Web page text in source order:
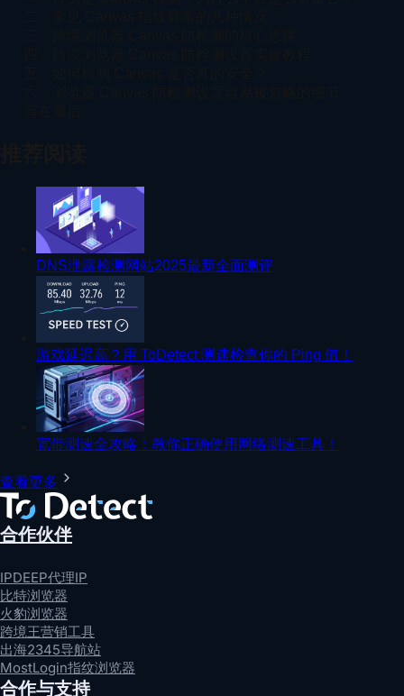
DNS泄露检测网站2025最新全面测评
游戏延迟高？用 ToDetect 测速检查你的 Ping 值！
宽带测速全攻略：教你正确使用网络测速工具！
查看更多
合作伙伴
IPDEEP代理IP
比特浏览器
火豹浏览器
跨境王营销工具
出海2345导航站
MostLogin指纹浏览器
合作与支持